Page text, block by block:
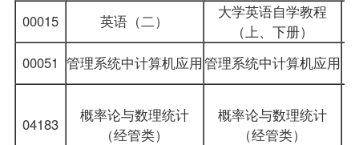
00015
英语（二）
大学英语自学教程
（上、下册）
00051 管理系统中计算机应用管理系统中计算机应用
04183
概率论与数理统计
（经管类）
概率论与数理统计
（经管类）